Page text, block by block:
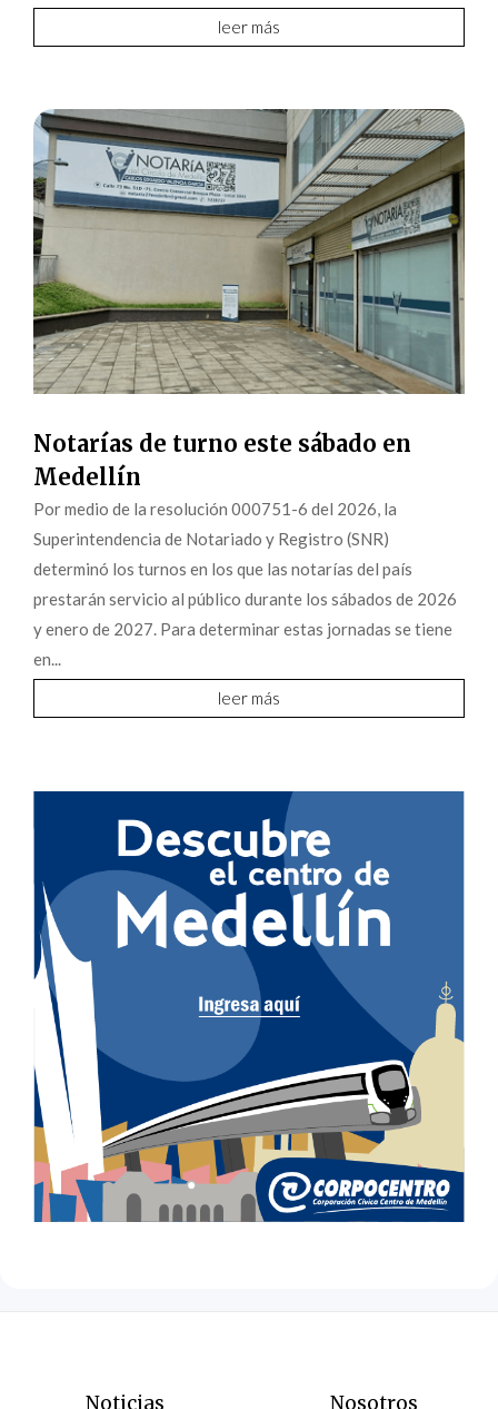
leer más
Notarías de turno este sábado en
Medellín
Por medio de la resolución 000751-6 del 2026, la
Superintendencia de Notariado y Registro (SNR)
determinó los turnos en los que las notarías del país
prestarán servicio al público durante los sábados de 2026
y enero de 2027. Para determinar estas jornadas se tiene
en...
leer más
Noticias Nosotros